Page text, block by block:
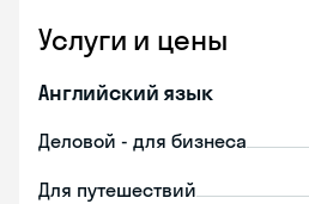
Услуги и цены
Английский язык
Деловой - для бизнеса
Для путешествий